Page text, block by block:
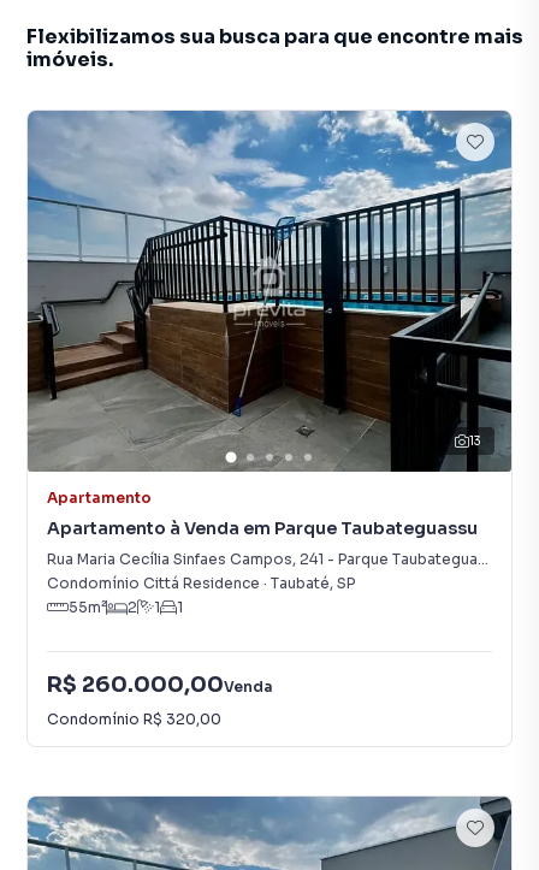
Flexibilizamos sua busca para que encontre mais
imóveis.
13
Apartamento
Apartamento à Venda em Parque Taubateguassu
Rua Maria Cecília Sinfaes Campos, 241 - Parque Taubateguassu
Condomínio Cittá Residence · Taubaté, SP
55m² 2 1 1
R$ 260.000,00Venda
Condomínio R$ 320,00